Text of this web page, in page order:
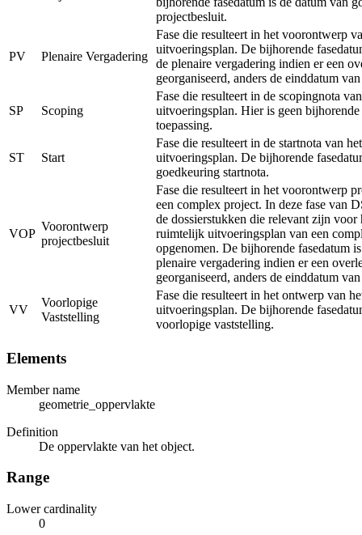
projectbesluit.
PV Plenaire Vergadering
Fase die resulteert in het voorontwerp
uitvoeringsplan. De bijhorende
de plenaire vergadering indien er een
georganiseerd, anders de einddatum
SP Scoping
Fase die resulteert in de scopingnota
uitvoeringsplan. Hier is geen bijhorende
toepassing.
ST Start
Fase die resulteert in de startnota van
uitvoeringsplan. De bijhorende
goedkeuring startnota.
VOP
Voorontwerp
projectbesluit
Fase die resulteert in het voorontwerp
een complex project. In deze fase van
de dossierstukken die relevant zijn
ruimtelijk uitvoeringsplan van een
opgenomen. De bijhorende fasedatum
plenaire vergadering indien er een
georganiseerd, anders de einddatum
VV
Voorlopige
Vaststelling
Fase die resulteert in het ontwerp van
uitvoeringsplan. De bijhorende
voorlopige vaststelling.
Elements
Member name
geometrie_oppervlakte
Definition
De oppervlakte van het object.
Range
Lower cardinality
0